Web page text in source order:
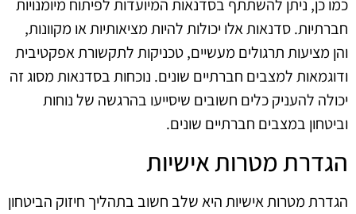
כמו כן, ניתן להשתתף בסדנאות המיועדות לפיתוח מיומנויות
חברתיות. סדנאות אלו יכולות להיות מציאותיות או מקוונות,
והן מציעות תרגולים מעשיים, טכניקות לתקשורת אפקטיבית
ודוגמאות למצבים חברתיים שונים. נוכחות בסדנאות מסוג זה
יכולה להעניק כלים חשובים שיסייעו בהרגשה של נוחות
וביטחון במצבים חברתיים שונים.
הגדרת מטרות אישיות
הגדרת מטרות אישיות היא שלב חשוב בתהליך חיזוק הביטחון